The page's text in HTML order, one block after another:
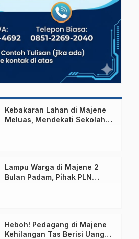
Kebakaran Lahan di Majene
Meluas, Mendekati Sekolah
Lampu Warga di Majene 2
Bulan Padam, Pihak PLN
Heboh! Pedagang di Majene
Kehilangan Tas Berisi Uang